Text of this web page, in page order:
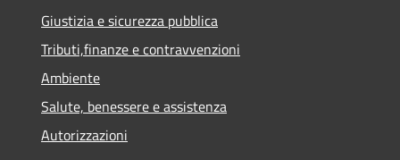
Giustizia e sicurezza pubblica
Tributi,finanze e contravvenzioni
Ambiente
Salute, benessere e assistenza
Autorizzazioni